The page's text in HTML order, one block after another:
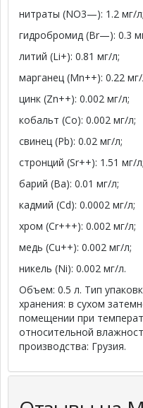
нитраты (NO3—): 1.2 мг/л;
гидробромид (Br—): 0.3
литий (Li+): 0.81 мг/л;
марганец (Mn++): 0.22
цинк (Zn++): 0.002 мг/л;
кобальт (Co): 0.002 мг/л;
свинец (Pb): 0.02 мг/л;
стронций (Sr++): 1.51 мг/л;
барий (Ba): 0.01 мг/л;
кадмий (Cd): 0.0002 мг/л;
хром (Cr+++): 0.002 мг/л;
медь (Cu++): 0.002 мг/л;
никель (Ni): 0.002 мг/л.
Объем: 0.5 л. Тип
хранения: в сухом
помещении при
относительной
производства: Грузия.